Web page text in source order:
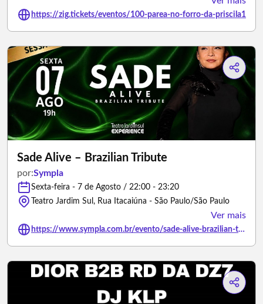
https://zig.tickets/eventos/100-parea-no-forro-da-priscila1
Sade Alive – Brazilian Tribute
por:Sympla
Sexta-feira - 7 de Agosto / 22:00 - 23:20
Teatro Jardim Sul, Rua Itacaiúna - São Paulo/São Paulo
Ver mais
https://www.sympla.com.br/evento/sade-alive-brazilian-tribute/3497719